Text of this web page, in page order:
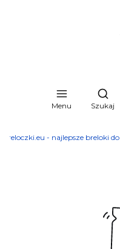
Menu Szukaj
Breloczki.eu - najlepsze breloki